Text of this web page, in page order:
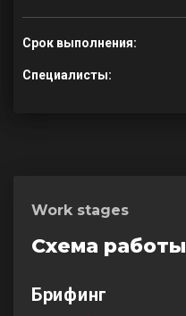
Срок выполнения:
Специалисты:
Work stages
Схема работы
Брифинг